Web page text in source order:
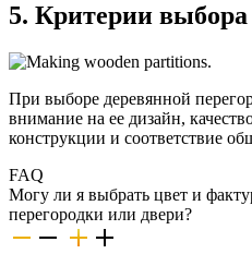
5. Критерии выбора
При выборе деревянной
внимание на ее дизайн,
конструкции и соответствие
FAQ
Могу ли я выбрать цвет и
перегородки или двери?